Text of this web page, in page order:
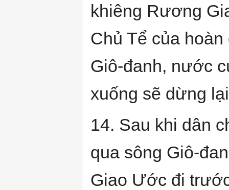
khiêng Rương
Chủ Tể của
Giô-đanh, nước
xuống sẽ dừng
14. Sau khi dân
qua sông Giô-
Giao Ước đi